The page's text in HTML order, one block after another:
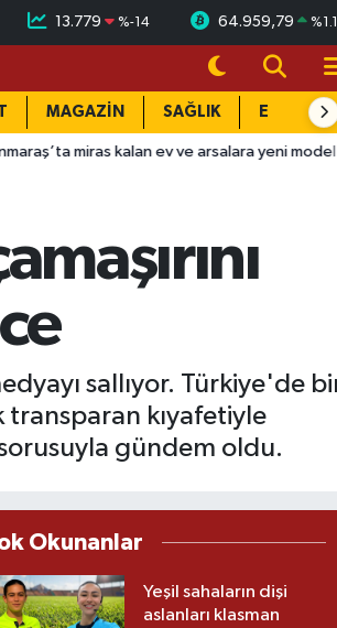
13.779 %-14 64.959,79 %
MAGAZİN SAĞLIK EĞİTİM
ev ve arsalara yeni model: Satışta ilk hak
sallıyor. Türkiye'de
transparan kıyafetiyle
sorusuyla gündem oldu.
Okunanlar
Yeşil sahaların dişi
aslanları klasman